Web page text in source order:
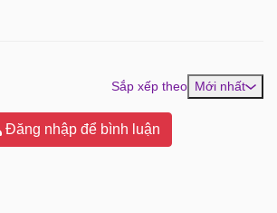
Sắp xếp theo Mới nhất
Đăng nhập để bình luận